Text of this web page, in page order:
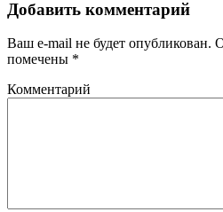
Добавить комментарий
Ваш e-mail не будет опубликован.
помечены *
Комментарий